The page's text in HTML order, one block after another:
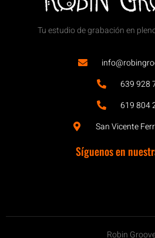
Tu estudio de grabación en
639 928
619 804
San Vicente
Síguenos en
Robin